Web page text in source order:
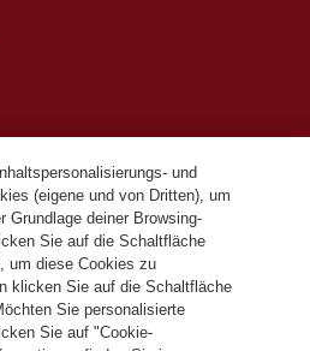
des Iberia Club Programms
auf iberia.com
Daten
und
(eigene und von Dritten), um
Grundlage deiner Browsing-
Sie auf die Schaltfläche
um diese Cookies zu
klicken Sie auf die Schaltfläche
Sie personalisierte
Sie auf "Cookie-